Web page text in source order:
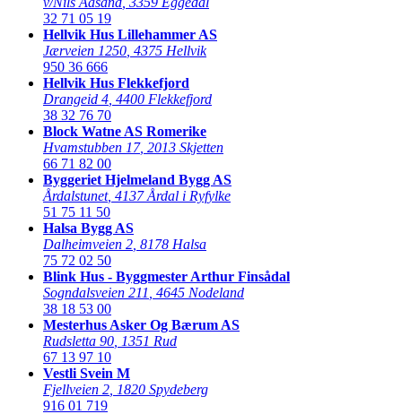
32 71 05 19
Hellvik Hus Lillehammer AS
Jærveien 1250 4375 Hellvik
950 36 666
Hellvik Hus Flekkefjord
Drangeid 4 4400 Flekkefjord
38 32 76 70
Block Watne AS Romerike
Hvamstubben 17, 2013 Skjetten
66 71 82 00
Byggeriet Hjelmeland Bygg AS
Årdalstunet, 4137 Årdal i Ryfylke
51 75 11 50
Halsa Bygg AS
Dalheimveien 2 8178 Halsa
75 72 02 50
Blink Hus - Byggmester Arthur Finsådal
Sogndalsveien 211 4645 Nodeland
38 18 53 00
Mesterhus Asker Og Bærum AS
Rudsletta 90 1351 Rud
67 13 97 10
Vestli Svein M
Fjellveien 2 1820 Spydeberg
916 01 719